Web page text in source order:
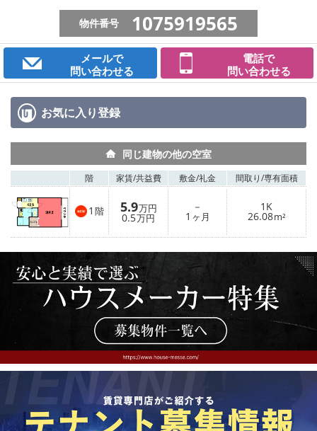
物件番号 1075919565
メールで
問い合わせる
電話で
問い合わせる
お気に入り登録
同じ建物の他の空室
階 家賃/共益費 敷金/礼金 間取り/専有面積
1 階 5.9万円
0.5万円
－
1 ヶ月
1K
26.08m²